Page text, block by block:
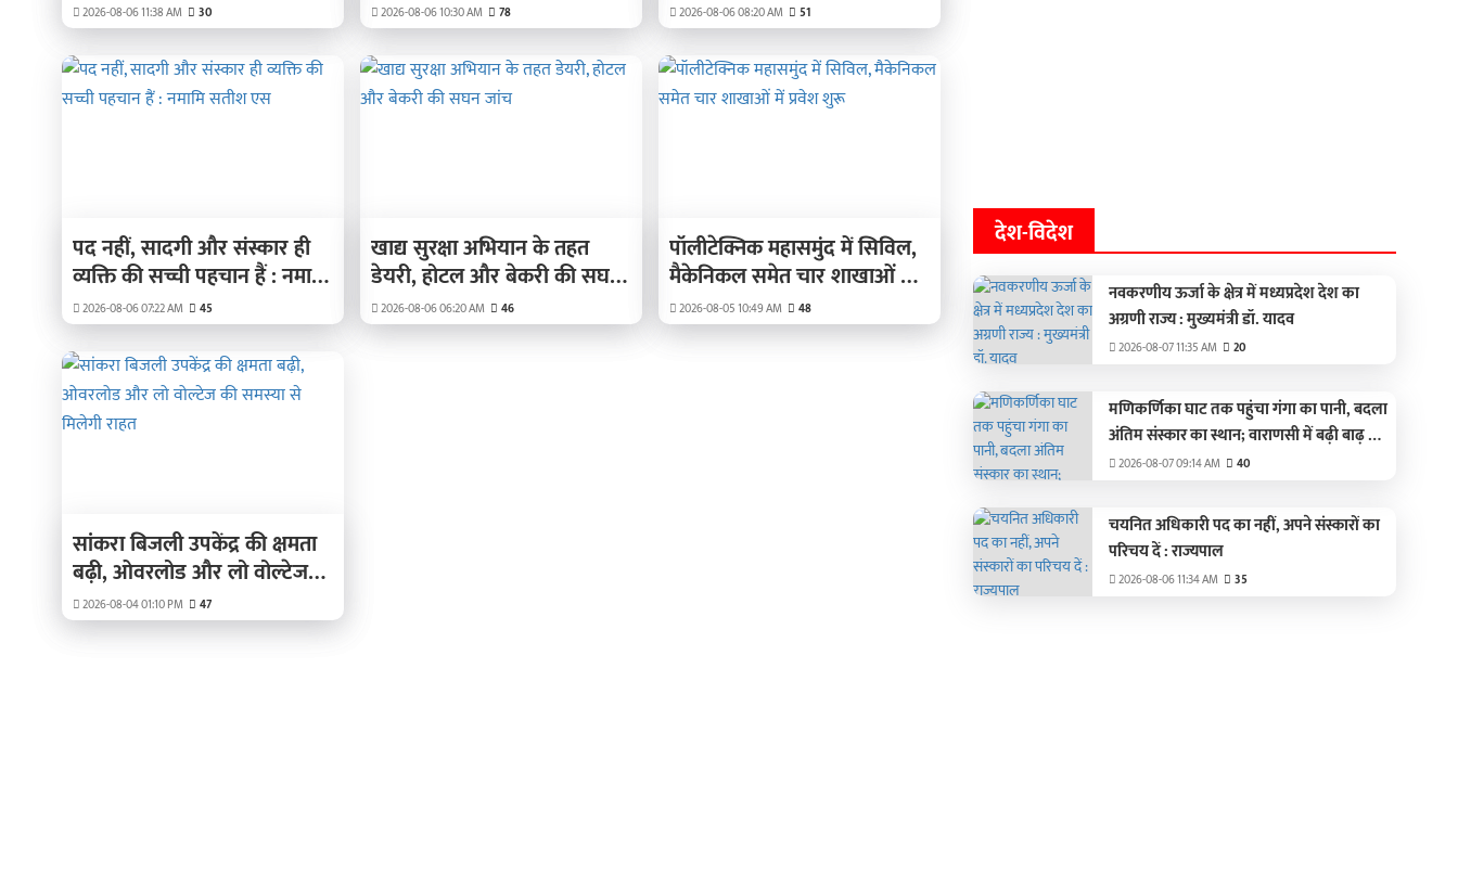
2026-08-06 11:38 AM 30 2026-08-06 10:30 AM 78 2026-08-06 08:20 AM 51
पद नहीं, सादगी और संस्कार ही
व्यक्ति की सच्ची पहचान हैं : नमामि
सतीश एस
2026-08-06 07:22 AM 45
खाद्य सुरक्षा अभियान के तहत
डेयरी, होटल और बेकरी की सघन
जांच
2026-08-06 06:20 AM 46
पॉलीटेक्निक महासमुंद में सिविल,
मैकेनिकल समेत चार शाखाओं में
प्रवेश शुरू
2026-08-05 10:49 AM 48
सांकरा बिजली उपकेंद्र की क्षमता
बढ़ी, ओवरलोड और लो वोल्टेज
की समस्या से मिलेगी राहत
2026-08-04 01:10 PM 47
देश-विदेश
नवकरणीय ऊर्जा के क्षेत्र में मध्यप्रदेश देश का
अग्रणी राज्य : मुख्यमंत्री डॉ. यादव
2026-08-07 11:35 AM 20
मणिकर्णिका घाट तक पहुंचा गंगा का पानी, बदला
अंतिम संस्कार का स्थान; वाराणसी में बढ़ी बाढ़ की
चिंता
2026-08-07 09:14 AM 40
चयनित अधिकारी पद का नहीं, अपने संस्कारों का
परिचय दें : राज्यपाल
2026-08-06 11:34 AM 35